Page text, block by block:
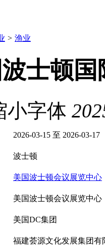
> 渔业
士顿
2026-03-15 至 2026-03-17
波士顿
美国波士顿会议展览中心
美国波士顿会议展览中心
美国DC集团
福建荟源文化发展集团有